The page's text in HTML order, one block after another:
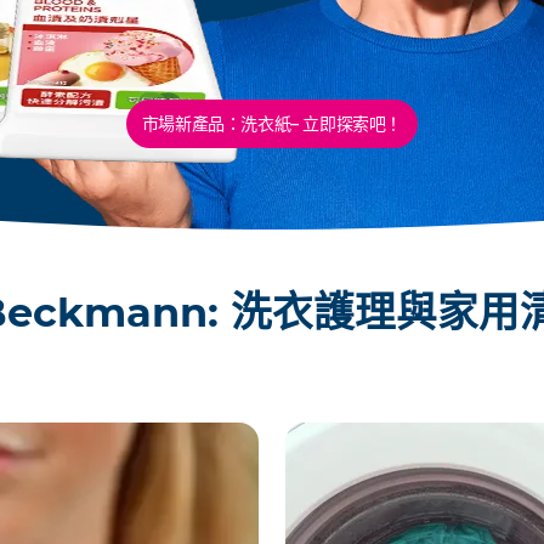
市場新產品：洗衣紙– 立即探索吧！
洗衣護理與家用